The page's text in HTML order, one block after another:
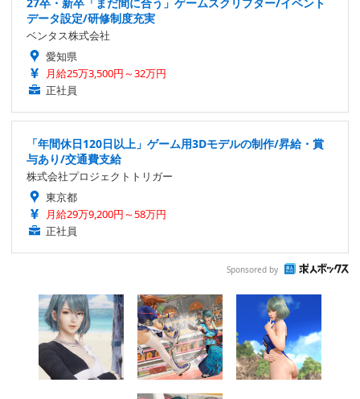
27卒・新卒「まだ間に合う」ゲームスクリプター/イベント
データ設定/研修制度充実
ベンタス株式会社
愛知県
月給25万3,500円～32万円
正社員
「年間休日120日以上」ゲーム用3Dモデルの制作/昇給・賞
与あり/交通費支給
株式会社プロジェクトトリガー
東京都
月給29万9,200円～58万円
正社員
Sponsored by